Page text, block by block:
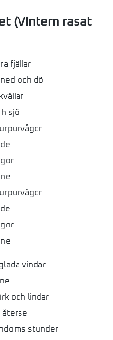
(Vintern rasat
fjällar
och dö
sjö
vindar
och lindar
återse
stunder